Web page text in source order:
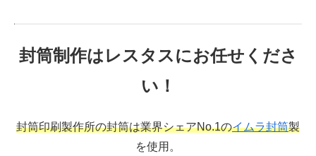
封筒制作はレスタスにお任せくださ
い！
封筒印刷製作所の封筒は業界シェアNo.1のイムラ封筒製
を使用。